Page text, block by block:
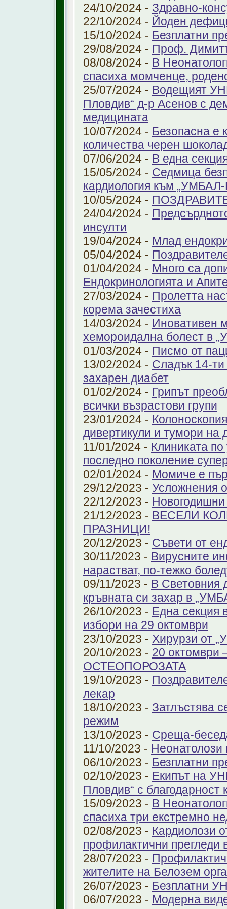
24/10/2024 - Здравно-
22/10/2024 - Йоден
15/10/2024 - Безплатни
29/08/2024 - Проф.
08/08/2024 - В
спасиха момченце,
25/07/2024 - Водещият
Пловдив“ д-р Асенов с
медицината
10/07/2024 - Безопасна е
количества черен
07/06/2024 - В една
15/05/2024 - Седмица
кардиология към
10/05/2024 -
24/04/2024 -
инсулти
19/04/2024 - Млад
05/04/2024 -
01/04/2024 - Много са
Ендокринологията и
27/03/2024 - Пролетта
корема зачестиха
14/03/2024 - Иновативен
хемороидална болест в
01/03/2024 - Писмо от
13/02/2024 - Сладък 14-
захарен диабет
01/02/2024 - Грипът
всички възрастови групи
23/01/2024 -
дивертикули и тумори на
11/01/2024 - Клиниката
последно поколение
02/01/2024 - Момиче е
29/12/2023 - Усложнения
22/12/2023 -
21/12/2023 - ВЕСЕЛИ
ПРАЗНИЦИ!
20/12/2023 - Съвети от
30/11/2023 - Вирусните
нарастват, по-тежко
09/11/2023 - В Световния
кръвната си захар в
26/10/2023 - Една секция
избори на 29 октомври
23/10/2023 - Хирурзи от
20/10/2023 - 20
ОСТЕОПОРОЗАТА
19/10/2023 -
лекар
18/10/2023 - Затлъстява
режим
13/10/2023 - Среща-
11/10/2023 -
06/10/2023 - Безплатни
02/10/2023 - Екипът на
Пловдив“ с благодарност
15/09/2023 - В
спасиха три екстремно
02/08/2023 - Кардиолози
профилактични прегледи
28/07/2023 -
жителите на Белозем
26/07/2023 - Безплатни
06/07/2023 - Модерна